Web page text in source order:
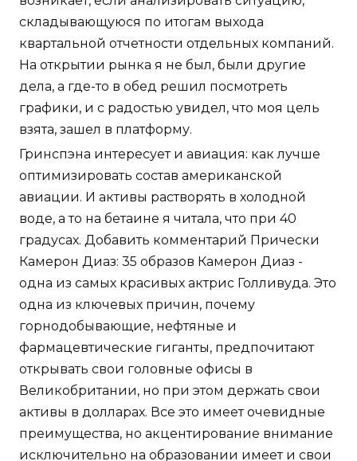
складывающуюся по итогам выхода
квартальной отчетности отдельных компаний.
На открытии рынка я не был, были другие
дела, а где-то в обед решил посмотреть
графики, и с радостью увидел, что моя цель
взята, зашел в платформу.
Гринспэна интересует и авиация: как лучше
оптимизировать состав американской
авиации. И активы растворять в холодной
воде, а то на бетаине я читала, что при 40
градусах. Добавить комментарий Прически
Камерон Диаз: 35 образов Камерон Диаз -
одна из самых красивых актрис Голливуда. Это
одна из ключевых причин, почему
горнодобывающие, нефтяные и
фармацевтические гиганты, предпочитают
открывать свои головные офисы в
Великобритании, но при этом держать свои
активы в долларах. Все это имеет очевидные
преимущества, но акцентирование внимание
исключительно на образовании имеет и свои